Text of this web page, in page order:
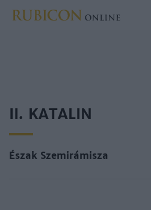
II. KATALIN
Észak Szemirámisza